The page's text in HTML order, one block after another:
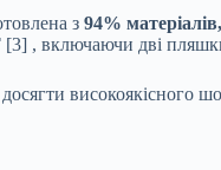
з 94%
[3] , включаючи дві
високоякісного